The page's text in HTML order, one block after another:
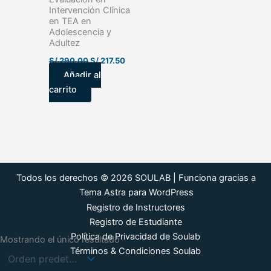
Mostrando el único resultado
Intervención Clínica
en TEA en
Adolescencia y
Adultez
S/290.00S/217.50
Añadir al
carrito
Todos los derechos © 2026 SOULAB | Funciona gracias a
Tema Astra para WordPress
Registro de Instructores
Registro de Estudiante
Política de Privacidad de Soulab
Términos & Condiciones Soulab